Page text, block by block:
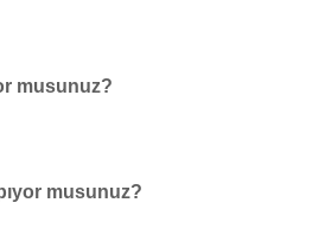
musunuz?
musunuz?